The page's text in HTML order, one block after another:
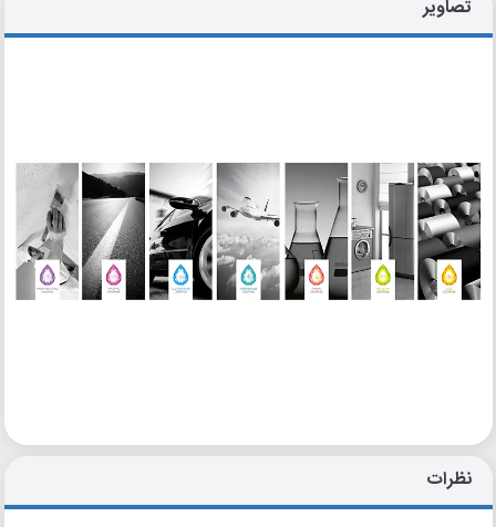
تصاویر
نظرات